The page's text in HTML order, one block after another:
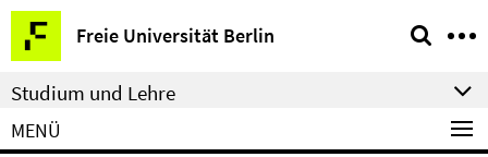
Springe
direkt
zu
Inhalt
Freie Universität Berlin
Service-
Navigation
Studium und Lehre
MENÜ